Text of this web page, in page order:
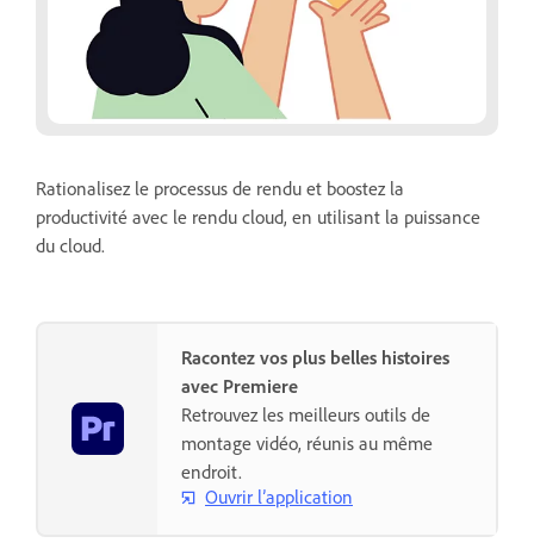
Rationalisez le processus de rendu et boostez la
productivité avec le rendu cloud, en utilisant la puissance
du cloud.
Racontez vos plus belles histoires
avec Premiere
Retrouvez les meilleurs outils de
montage vidéo, réunis au même
endroit.
Ouvrir l’application